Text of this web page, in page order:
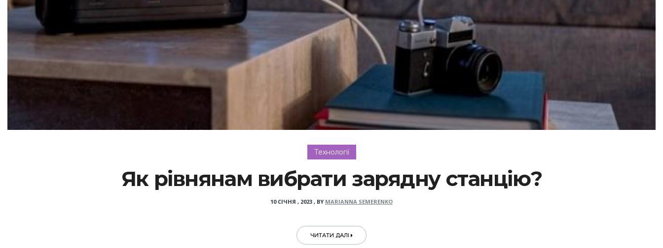
Технології
Як рівнянам вибрати зарядну станцію?
10 СІЧНЯ , 2023 , BY MARIANNA SEMERENKO
ЧИТАТИ ДАЛІ